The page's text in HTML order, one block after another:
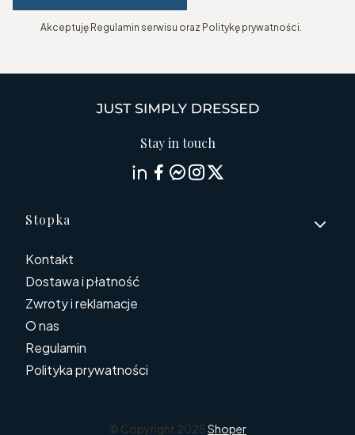
Akceptuję Regulamin serwisu oraz Politykę prywatności.
Stay in touch
Linki w stopce
Stopka
Kontakt
Dostawa i płatność
Zwroty i reklamacje
O nas
Regulamin
Polityka prywatności
© Copyright 2025Shoper